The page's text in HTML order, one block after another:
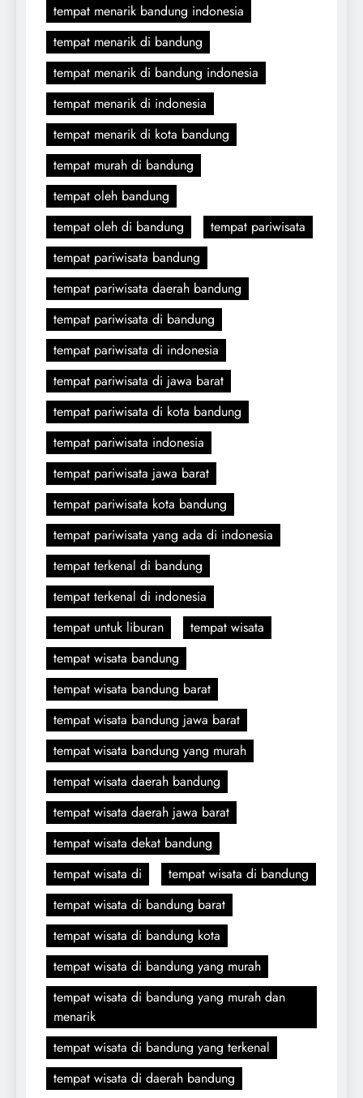
tempat menarik bandung indonesia
tempat menarik di bandung
tempat menarik di bandung indonesia
tempat menarik di indonesia
tempat menarik di kota bandung
tempat murah di bandung
tempat oleh bandung
tempat oleh di bandung
tempat pariwisata
tempat pariwisata bandung
tempat pariwisata daerah bandung
tempat pariwisata di bandung
tempat pariwisata di indonesia
tempat pariwisata di jawa barat
tempat pariwisata di kota bandung
tempat pariwisata indonesia
tempat pariwisata jawa barat
tempat pariwisata kota bandung
tempat pariwisata yang ada di indonesia
tempat terkenal di bandung
tempat terkenal di indonesia
tempat untuk liburan
tempat wisata
tempat wisata bandung
tempat wisata bandung barat
tempat wisata bandung jawa barat
tempat wisata bandung yang murah
tempat wisata daerah bandung
tempat wisata daerah jawa barat
tempat wisata dekat bandung
tempat wisata di
tempat wisata di bandung
tempat wisata di bandung barat
tempat wisata di bandung kota
tempat wisata di bandung yang murah
tempat wisata di bandung yang murah dan
menarik
tempat wisata di bandung yang terkenal
tempat wisata di daerah bandung